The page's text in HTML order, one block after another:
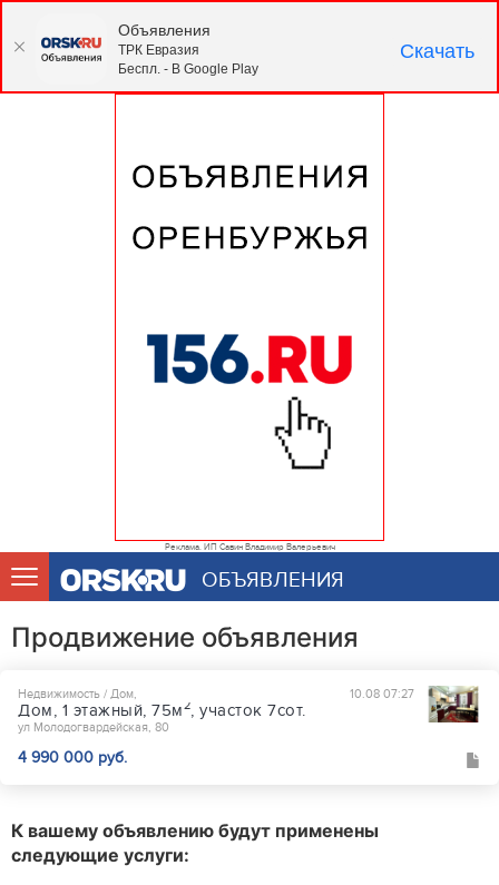
Реклама. ИП Савин Владимир Валерьевич
ОБЪЯВЛЕНИЯ
Продвижение объявления
10.08 07:27
Недвижимость / Дом,
Дом, 1 этажный, 75м2, участок 7сот.
ул Молодогвардейская, 80
4 990 000 руб.
К вашему объявлению будут применены
следующие услуги:
Объявления
ТРК Евразия
Беспл. - В Google Play
Скачать